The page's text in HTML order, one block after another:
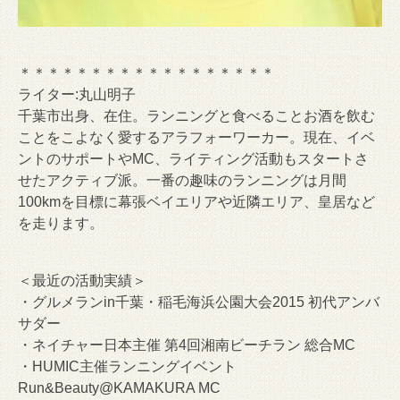
＊＊＊＊＊＊＊＊＊＊＊＊＊＊＊＊＊＊
ライター:丸山明子
千葉市出身、在住。ランニングと食べることお酒を飲む
ことをこよなく愛するアラフォーワーカー。現在、イベ
ントのサポートやMC、ライティング活動もスタートさ
せたアクティブ派。一番の趣味のランニングは月間
100kmを目標に幕張ベイエリアや近隣エリア、皇居など
を走ります。
＜最近の活動実績＞
・グルメランin千葉・稲毛海浜公園大会2015 初代アンバ
サダー
・ネイチャー日本主催 第4回湘南ビーチラン 総合MC
・HUMIC主催ランニングイベント
Run&Beauty@KAMAKURA MC